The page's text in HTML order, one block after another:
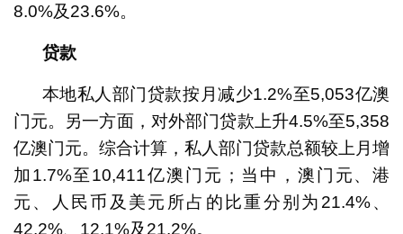
8.0%及23.6%。
贷款
本地私人部门贷款按月减少1.2%至5,053亿澳
门元。另一方面，对外部门贷款上升4.5%至5,358
亿澳门元。综合计算，私人部门贷款总额较上月增
加1.7%至10,411亿澳门元；当中，澳门元、港
元、人民币及美元所占的比重分别为21.4%、
42.2%、12.1%及21.2%。